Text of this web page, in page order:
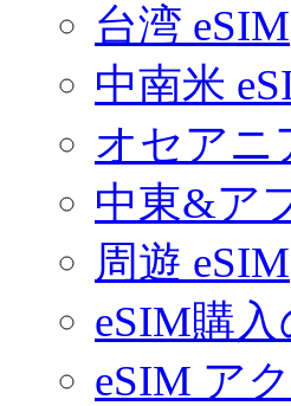
台湾 eSIM
中南米
オセアニ
中東&ア
周遊 eSIM
eSIM購
eSIM ア